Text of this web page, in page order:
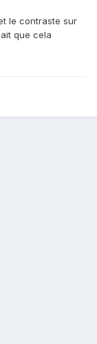
le contraste sur
que cela